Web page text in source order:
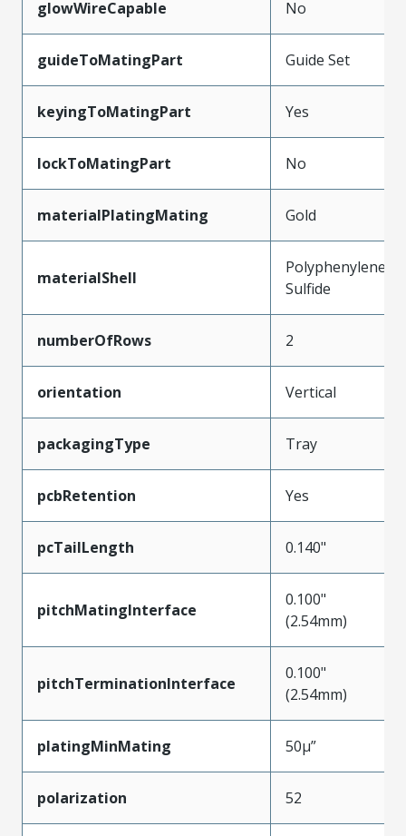
glowWireCapable No
guideToMatingPart Guide Set
keyingToMatingPart Yes
lockToMatingPart No
materialPlatingMating Gold
materialShell
Polyphenylene
Sulfide
numberOfRows 2
orientation Vertical
packagingType Tray
pcbRetention Yes
pcTailLength 0.140"
pitchMatingInterface
0.100"
(2.54mm)
pitchTerminationInterface
0.100"
(2.54mm)
platingMinMating 50µ”
polarization 52